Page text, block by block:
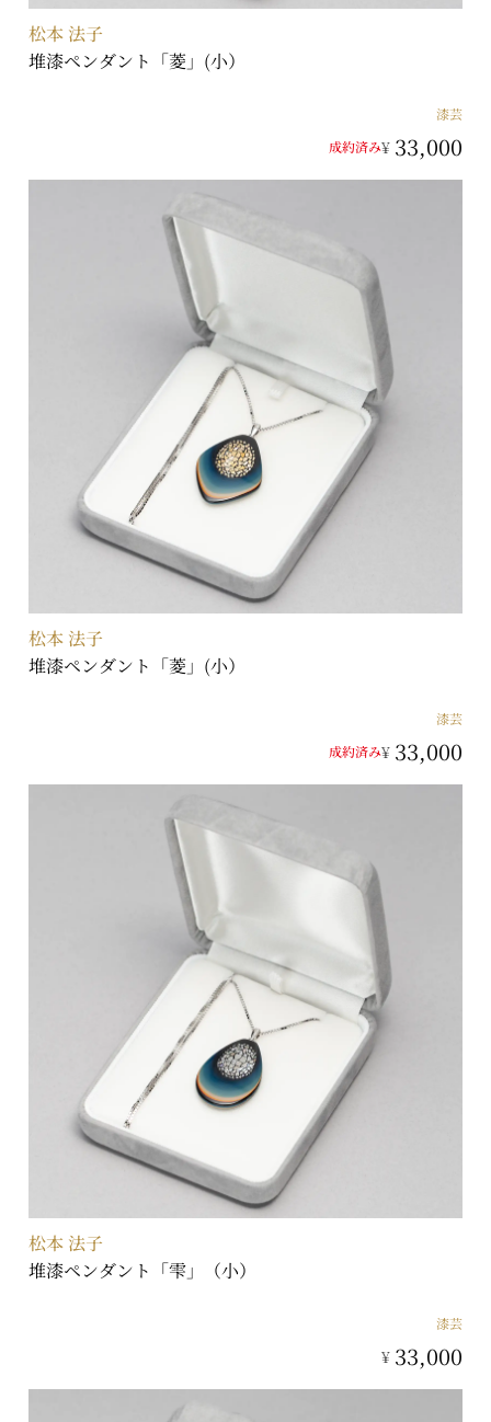
松本 法子
堆漆ペンダント「菱」(小）
漆芸
成約済み¥ 33,000
松本 法子
堆漆ペンダント「菱」(小）
漆芸
成約済み¥ 33,000
松本 法子
堆漆ペンダント「雫」（小）
漆芸
¥ 33,000